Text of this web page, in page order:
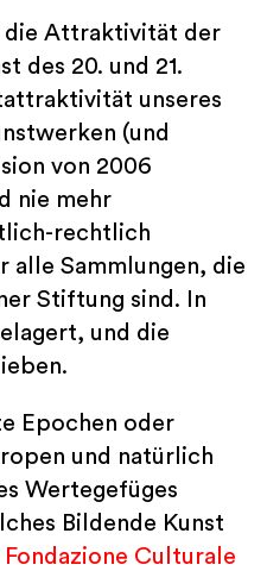
die Attraktivität der
des 20. und 21.
unseres
(und
von 2006
nie mehr
rechtlich
alle Sammlungen, die
Stiftung sind. In
und die
Epochen oder
und natürlich
Wertegefüges
Bildende Kunst
Fondazione Culturale